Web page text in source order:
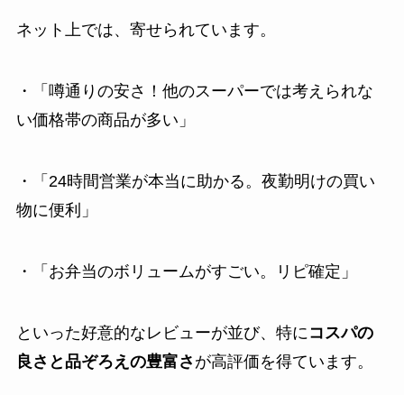
ネット上では、寄せられています。
・「噂通りの安さ！他のスーパーでは考えられな
い価格帯の商品が多い」
・「24時間営業が本当に助かる。夜勤明けの買い
物に便利」
・「お弁当のボリュームがすごい。リピ確定」
といった好意的なレビューが並び、特に コスパの
良さと品ぞろえの豊富さ が高評価を得ています。